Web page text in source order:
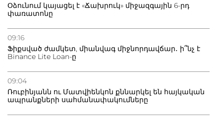
Օձունում կայացել է «Ճախրուկ» միջազգային 6-րդ
փառատոնը
09:16
Ֆիքսված ժամկետ, միանվագ միջնորդավճար․ ի՞նչ է
Binance Lite Loan-ը
09:04
Ռուբինյանն ու Մատվիենկոն քննարկել են հայկական
ապրանքների սահմանափակումները